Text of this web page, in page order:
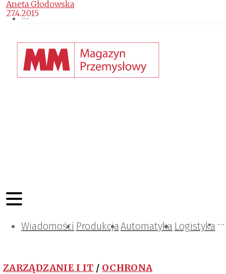
Wiadomości ProdukcjaAutomatyka Logistyka
Projektowanie i konstrukcje
Zarządzanie i IT
Tematy specjalne
ZARZĄDZANIE I IT / OCHRONA
Aneta Głodowska
27.4.2015